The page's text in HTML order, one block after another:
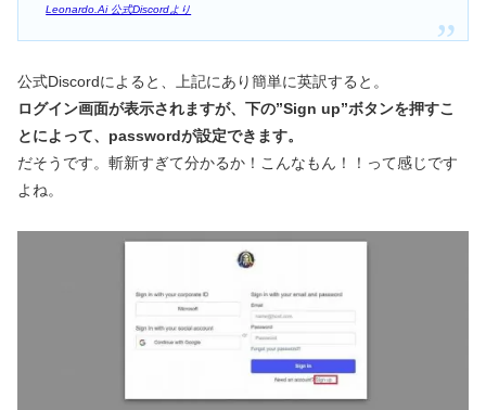
Leonardo.Ai 公式Discordより
公式Discordによると、上記にあり簡単に英訳すると。
ログイン画面が表示されますが、下の”Sign up”ボタンを押すこ
とによって、passwordが設定できます。
だそうです。斬新すぎて分かるか！こんなもん！！って感じです
よね。